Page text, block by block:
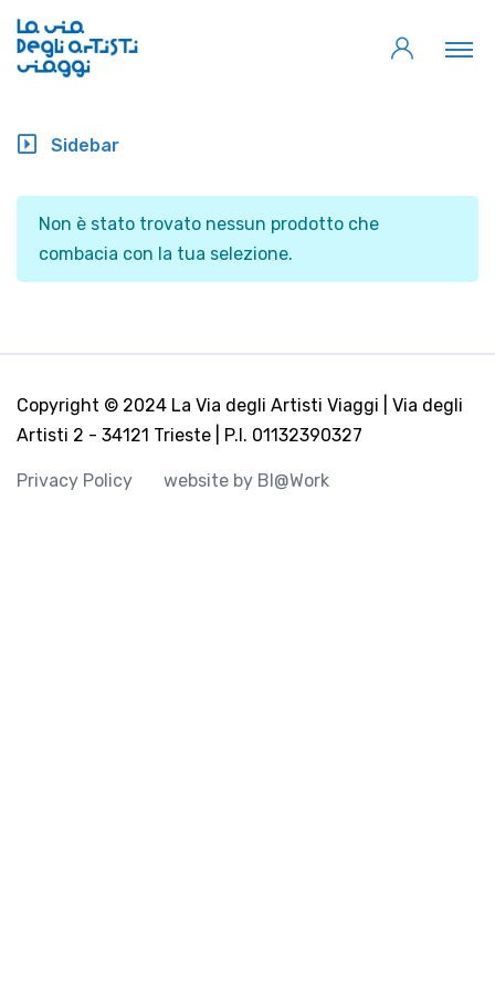
Non è stato trovato nessun prodotto che
combacia con la tua selezione.
Sidebar
Copyright © 2024 La Via degli Artisti Viaggi | Via degli
Artisti 2 - 34121 Trieste | P.I. 01132390327
Privacy Policy website by BI@Work